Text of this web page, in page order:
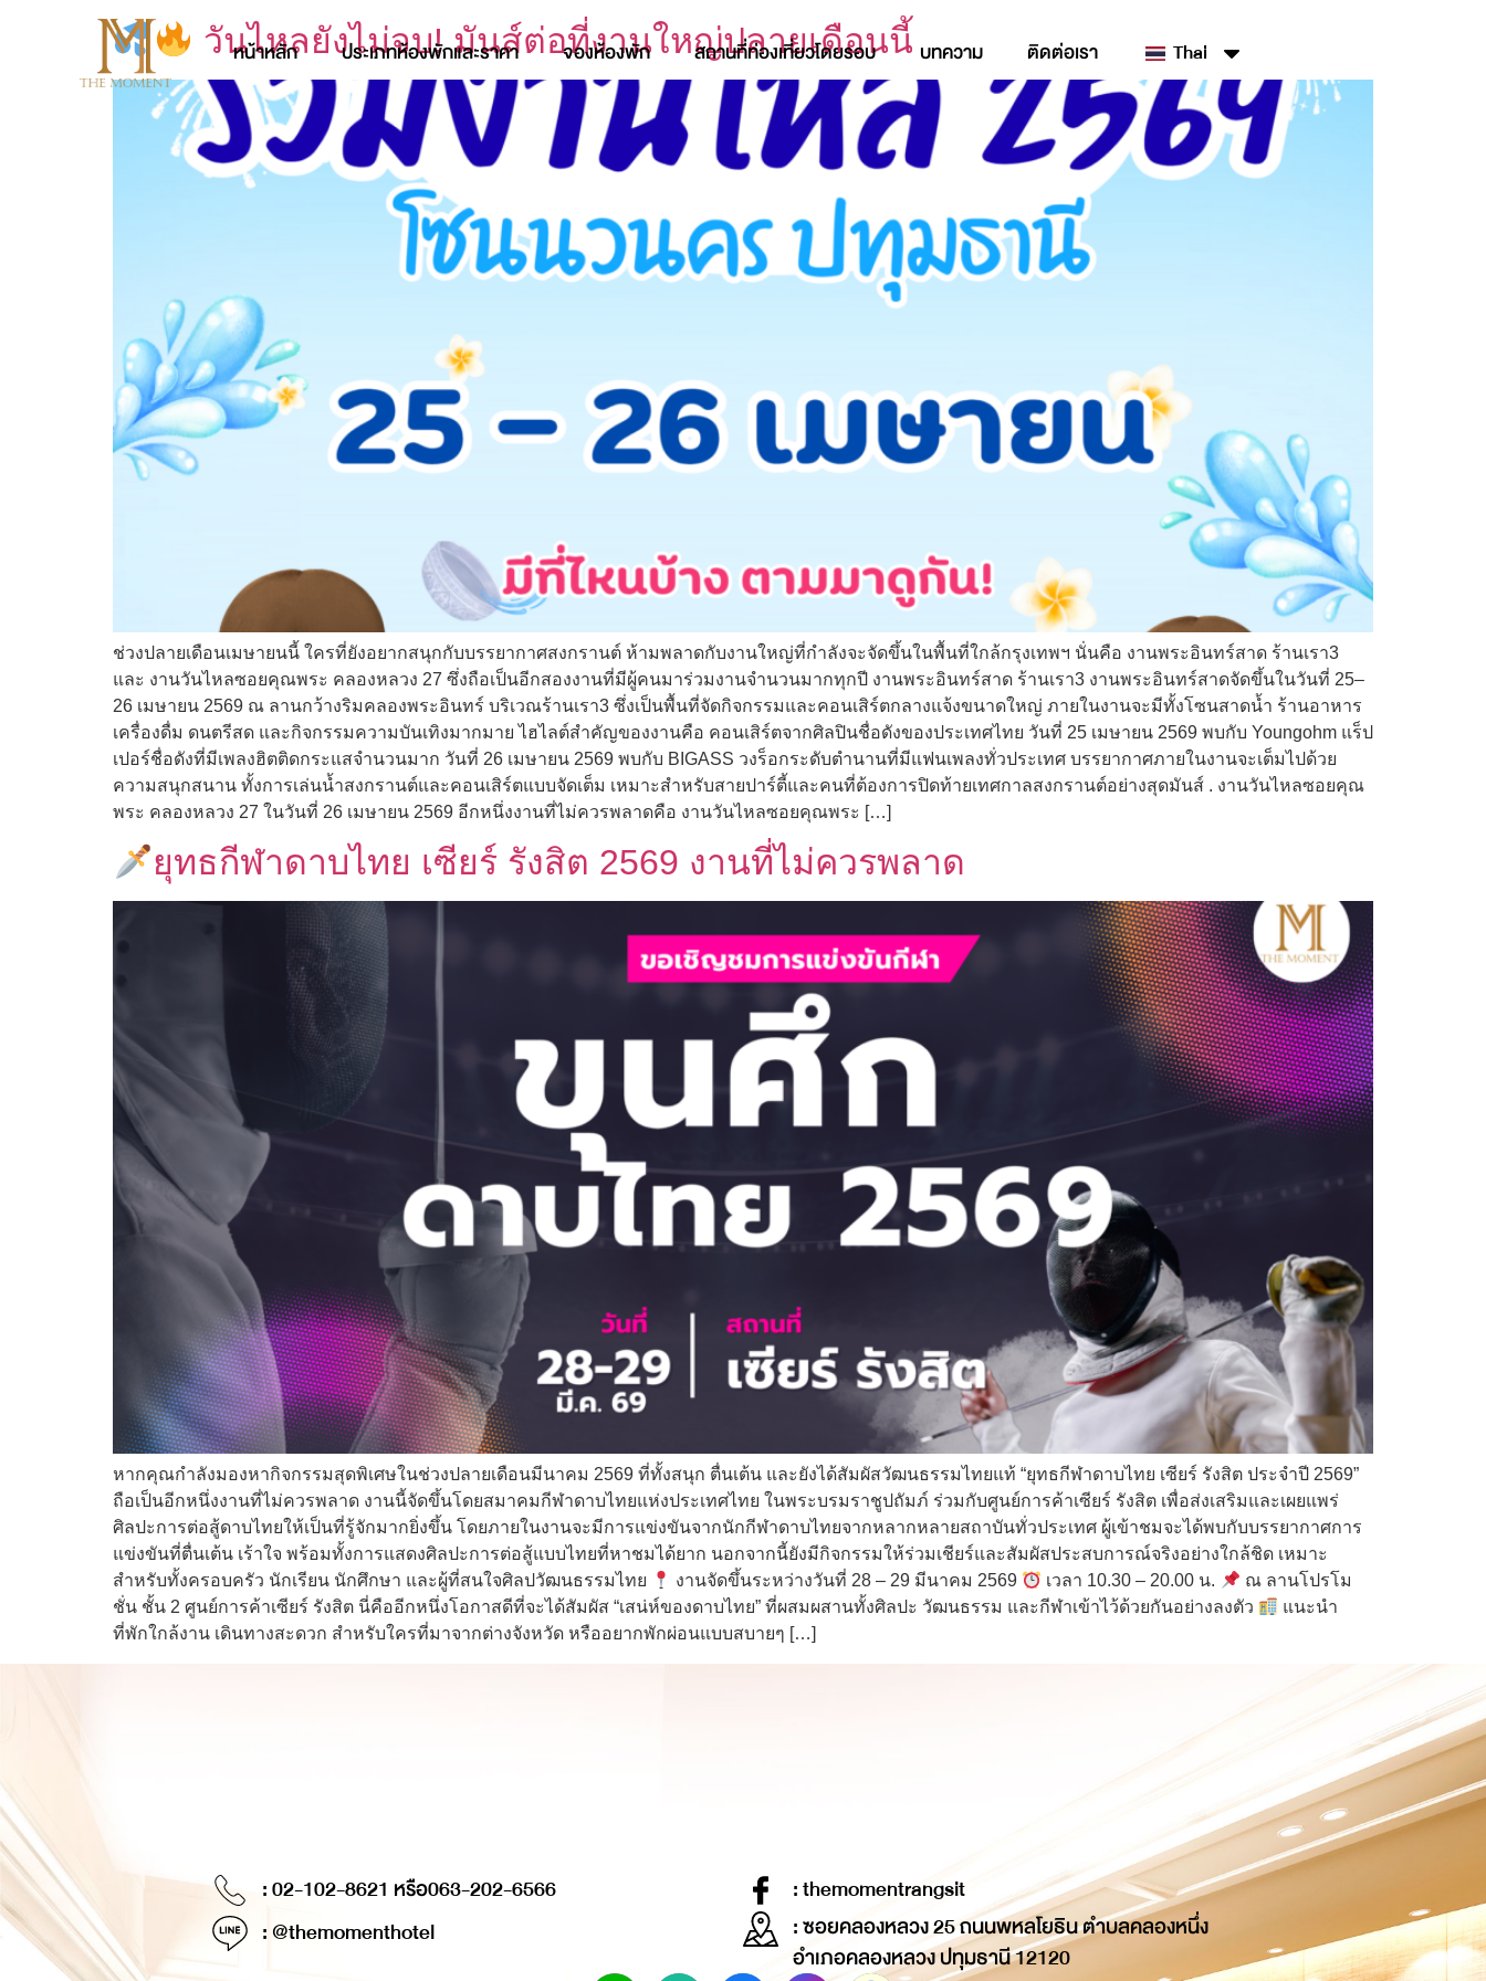
หน้าหลัก ประเภทห้องพักและราคา จองห้องพัก สถานที่ท่องเที่ยวโดยรอบ บทความ ติดต่อเรา Thai
วันไหลยังไม่จบ! มันส์ต่อที่งานใหญ่ปลายเดือนนี้
ช่วงปลายเดือนเมษายนนี้ ใครที่ยังอยากสนุกกับบรรยากาศสงกรานต์ ห้ามพลาดกับงานใหญ่ที่กำลังจะจัดขึ้นในพื้นที่ใกล้กรุงเทพฯ นั่นคือ งานพระอินทร์สาด ร้านเรา3
และ งานวันไหลซอยคุณพระ คลองหลวง 27 ซึ่งถือเป็นอีกสองงานที่มีผู้คนมาร่วมงานจำนวนมากทุกปี งานพระอินทร์สาด ร้านเรา3 งานพระอินทร์สาดจัดขึ้นในวันที่ 25–
26 เมษายน 2569 ณ ลานกว้างริมคลองพระอินทร์ บริเวณร้านเรา3 ซึ่งเป็นพื้นที่จัดกิจกรรมและคอนเสิร์ตกลางแจ้งขนาดใหญ่ ภายในงานจะมีทั้งโซนสาดน้ำ ร้านอาหาร
เครื่องดื่ม ดนตรีสด และกิจกรรมความบันเทิงมากมาย ไฮไลต์สำคัญของงานคือ คอนเสิร์ตจากศิลปินชื่อดังของประเทศไทย วันที่ 25 เมษายน 2569 พบกับ Youngohm แร็ป
เปอร์ชื่อดังที่มีเพลงฮิตติดกระแสจำนวนมาก วันที่ 26 เมษายน 2569 พบกับ BIGASS วงร็อกระดับตำนานที่มีแฟนเพลงทั่วประเทศ บรรยากาศภายในงานจะเต็มไปด้วย
ความสนุกสนาน ทั้งการเล่นน้ำสงกรานต์และคอนเสิร์ตแบบจัดเต็ม เหมาะสำหรับสายปาร์ตี้และคนที่ต้องการปิดท้ายเทศกาลสงกรานต์อย่างสุดมันส์ . งานวันไหลซอยคุณ
พระ คลองหลวง 27 ในวันที่ 26 เมษายน 2569 อีกหนึ่งงานที่ไม่ควรพลาดคือ งานวันไหลซอยคุณพระ […]
ยุทธกีฬาดาบไทย เซียร์ รังสิต 2569 งานที่ไม่ควรพลาด
หากคุณกำลังมองหากิจกรรมสุดพิเศษในช่วงปลายเดือนมีนาคม 2569 ที่ทั้งสนุก ตื่นเต้น และยังได้สัมผัสวัฒนธรรมไทยแท้ “ยุทธกีฬาดาบไทย เซียร์ รังสิต ประจำปี 2569”
ถือเป็นอีกหนึ่งงานที่ไม่ควรพลาด งานนี้จัดขึ้นโดยสมาคมกีฬาดาบไทยแห่งประเทศไทย ในพระบรมราชูปถัมภ์ ร่วมกับศูนย์การค้าเซียร์ รังสิต เพื่อส่งเสริมและเผยแพร่
ศิลปะการต่อสู้ดาบไทยให้เป็นที่รู้จักมากยิ่งขึ้น โดยภายในงานจะมีการแข่งขันจากนักกีฬาดาบไทยจากหลากหลายสถาบันทั่วประเทศ ผู้เข้าชมจะได้พบกับบรรยากาศการ
แข่งขันที่ตื่นเต้น เร้าใจ พร้อมทั้งการแสดงศิลปะการต่อสู้แบบไทยที่หาชมได้ยาก นอกจากนี้ยังมีกิจกรรมให้ร่วมเชียร์และสัมผัสประสบการณ์จริงอย่างใกล้ชิด เหมาะ
สำหรับทั้งครอบครัว นักเรียน นักศึกษา และผู้ที่สนใจศิลปวัฒนธรรมไทย
งานจัดขึ้นระหว่างวันที่ 28 – 29 มีนาคม 2569 เวลา 10.30 – 20.00 น.
ณ ลานโปรโม
ชั่น ชั้น 2 ศูนย์การค้าเซียร์ รังสิต นี่คืออีกหนึ่งโอกาสดีที่จะได้สัมผัส “เสน่ห์ของดาบไทย” ที่ผสมผสานทั้งศิลปะ วัฒนธรรม และกีฬาเข้าไว้ด้วยกันอย่างลงตัว
แนะนำ
ที่พักใกล้งาน เดินทางสะดวก สำหรับใครที่มาจากต่างจังหวัด หรืออยากพักผ่อนแบบสบายๆ […]
: 02-102-8621 หรือ063-202-6566
: @themomenthotel
: themomentrangsit
: ซอยคลองหลวง 25 ถนนพหลโยธิน ตำบลคลองหนึ่ง
อำเภอคลองหลวง ปทุมธานี 12120